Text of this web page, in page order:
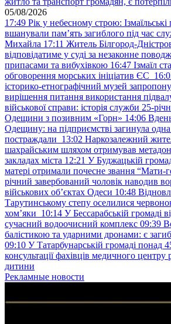
05/08/2026
17:49 Рік у небесному строю: Ізмаїльські
вшанували пам’ять загиблого під час
Михайла 17:11 Житель Білгород-
відповідатиме у суді за незаконне
припасами та вибухівкою 16:47 Ізмаїл
обговорення морських ініціатив ЄС
історико-етнографічний музей
вирішення питання використання
військової справи: історія служби 25-
Одещини з позивним «Горн» 14:06
Одещину: на підприємстві загинула
постраждали 13:02 Наркозалежний
шахрайським шляхом отримував
закладах міста 12:21 У Буджацькій
матері отримали почесне звання “Мати-
річний завербований чоловік наводив
військових обʼєктах Одеси 10:48
Тарутинському степу оселилися
хом’яки 10:14 У Бессарабській громаді
сучасний водоочисний комплекс 09:39
балістикою та ударними дронами: є
09:10 У Татарбунарській громаді понад
консультації фахівців медичного центру
дитини
Рекламные новости